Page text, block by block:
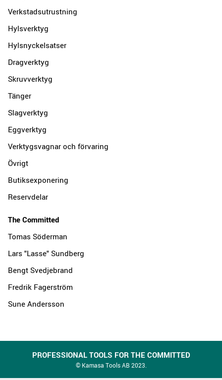
Verkstadsutrustning
Hylsverktyg
Hylsnyckelsatser
Dragverktyg
Skruvverktyg
Tänger
Slagverktyg
Eggverktyg
Verktygsvagnar och förvaring
Övrigt
Butiksexponering
Reservdelar
The Committed
Tomas Söderman
Lars "Lasse" Sundberg
Bengt Svedjebrand
Fredrik Fagerström
Sune Andersson
PROFESSIONAL TOOLS FOR THE COMMITTED
© Kamasa Tools AB 2023.